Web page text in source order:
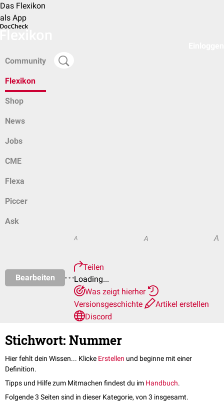
Das Flexikon
als App
Community
Flexikon
Shop
News
Jobs
CME
Flexa
Piccer
Ask
Bearbeiten
A A A
Teilen
Loading...
Was zeigt hierher
Versionsgeschichte
Artikel erstellen
Discord
Stichwort: Nummer
Hier fehlt dein Wissen... Klicke Erstellen und beginne mit einer
Definition.
Tipps und Hilfe zum Mitmachen findest du im Handbuch.
Folgende 3 Seiten sind in dieser Kategorie, von 3 insgesamt.